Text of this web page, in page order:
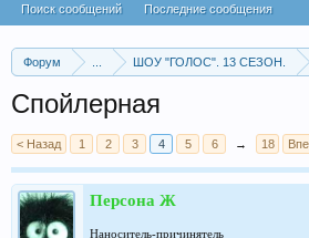
Форум ШОУ "ГОЛОС". 13 СЕЗОН.
Спойлерная
< Назад 1 2 3 4 5 6 → 18
Персона Ж
Наноситель-причинятель
Поиск сообщений Последние сообщения